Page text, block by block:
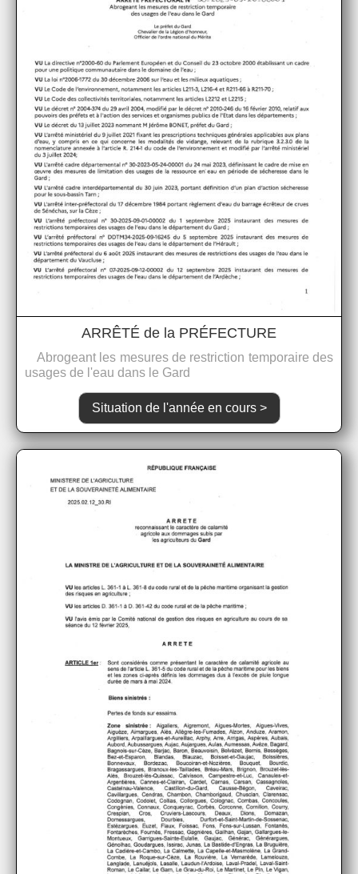
ARRÊTÉ de la PRÉFECTURE
Abrogeant les mesures de restriction temporaire des
usages de l'eau dans le Gard
Situation de l'année en cours >